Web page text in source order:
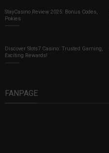
StayCasino Review 2025: Bonus Codes,
Pokies
Discover Slots7 Casino: Trusted Gaming,
Exciting Rewards!
FANPAGE